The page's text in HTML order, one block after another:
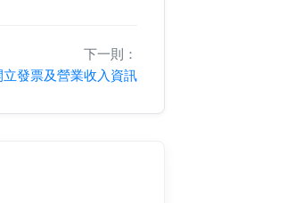
下一則：
發票及營業收入資訊